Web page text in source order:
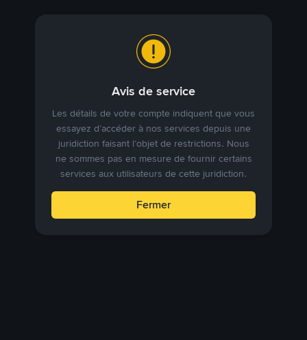
Avis de service
Les détails de votre compte indiquent que vous
essayez d’accéder à nos services depuis une
juridiction faisant l’objet de restrictions. Nous
ne sommes pas en mesure de fournir certains
services aux utilisateurs de cette juridiction.
Fermer